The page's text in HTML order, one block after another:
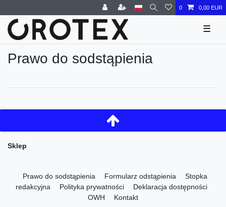
0 0,00 EUR
☰
Prawo do s­odstąpienia
Sklep
Prawo do s­odstąpienia Formularz ­odstąpienia
Stopka
redakcyjna
Polityka ­prywatności
Deklaracja dostępności
OWH
Kontakt